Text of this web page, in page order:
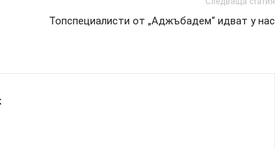
Топспециалисти от „Аджъбадем“ идват у нас